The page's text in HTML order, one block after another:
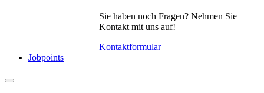
Sie haben noch Fragen? Nehmen Sie
Kontakt mit uns auf!
Kontaktformular
Jobpoints